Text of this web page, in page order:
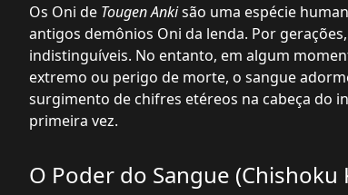
Os Oni de Tougen Ankisão uma espécie
antigos demônios Oni da lenda. Por
indistinguíveis. No entanto, em algum
extremo ou perigo de morte, o sangue
surgimento de chifres etéreos na cabeça do
primeira vez.
O Poder do Sangue (Chishoku